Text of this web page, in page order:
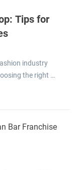
Tips for
industry
the right …
Bar Franchise